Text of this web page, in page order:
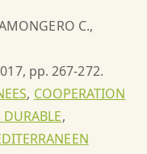
C.,
pp. 267-272.
, COOPERATION
,